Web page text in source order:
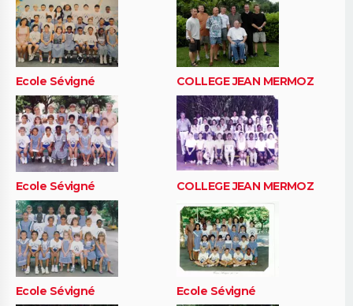
Ecole Sévigné COLLEGE JEAN MERMOZ
Ecole Sévigné COLLEGE JEAN MERMOZ
Ecole Sévigné Ecole Sévigné